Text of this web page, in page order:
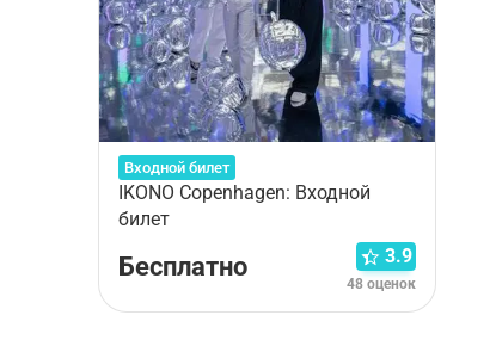
Входной билет
IKONO Copenhagen: Входной
билет
Бесплатно 3.9
48 оценок